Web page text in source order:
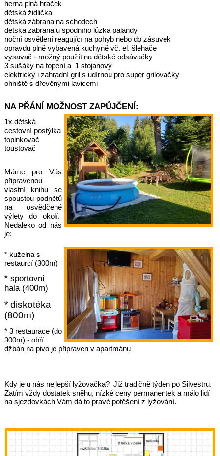
herna plná hraček
dětská židlička
dětská zábrana na schodech
dětská zábrana u spodního lůžka palandy
noční osvětlení reagující na pohyb nebo do zásuvek
opravdu plně vybavená kuchyně vč. el. šlehače
vysavač - možný použít na dětské odsávačky
3 sušáky na topení a 1 stojanový
elektrický i zahradní gril s udírnou pro super grilovačky
ohniště s dřevěnými lavicemi
NA PŘÁNÍ MOŽNOST ZAPŮJČENÍ:
1x dětská
cestovní postýlka
topinkovač
toustovač
Máme pro Vás
připravenou
vlastní knihu se
spoustou podnětů
na osvědčené
výlety do okolí.
Nedaleko od nás
je:
* kuželna s
restaurcí (300m)
* sportovní
hala (400m)
* diskotéka
(800m)
* 3 restaurace (do
300m) - obří
džbán na pivo je připraven v apartmánu
Kdy je u nás nejlepší lyžovačka? Již tradičně týden po Silvestru.
Zatím vždy dostatek sněhu, nízké ceny permanentek a málo lidí
na sjezdovkách Vám dá to pravé potěšení z lyžování.